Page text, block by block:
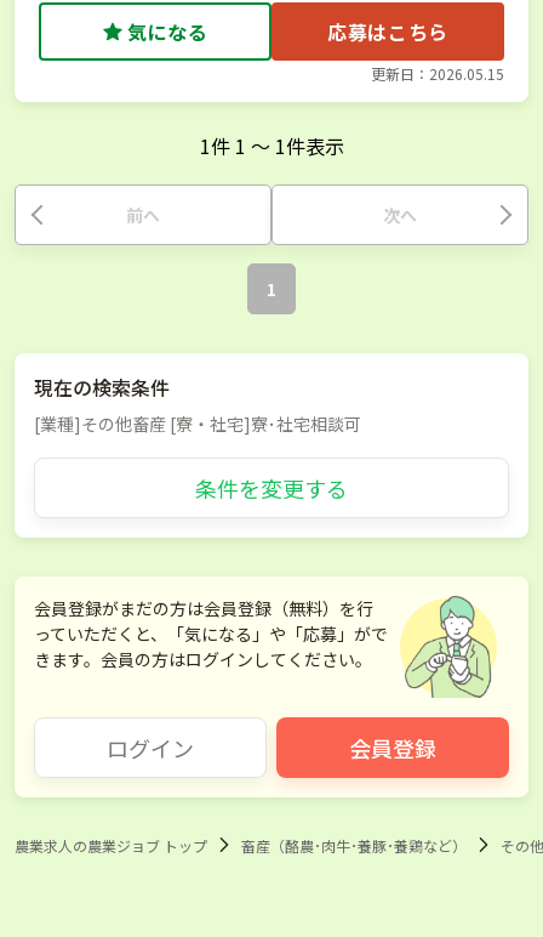
気になる 応募はこちら
更新日：2026.05.15
1件 1 〜 1件表示
前へ 次へ
1
現在の検索条件
[業種]その他畜産 [寮・社宅]寮･社宅相談可
条件を変更する
会員登録がまだの方は会員登録（無料）を行
っていただくと、「気になる」や「応募」がで
きます。会員の方はログインしてください。
ログイン 会員登録
農業求人の農業ジョブ トップ 畜産（酪農･肉牛･養豚･養鶏など） その